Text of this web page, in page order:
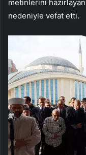
metinlerini
nedeniyle vefat etti.